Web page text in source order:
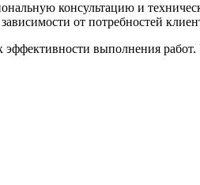
консультацию и
от потребностей
выполнения